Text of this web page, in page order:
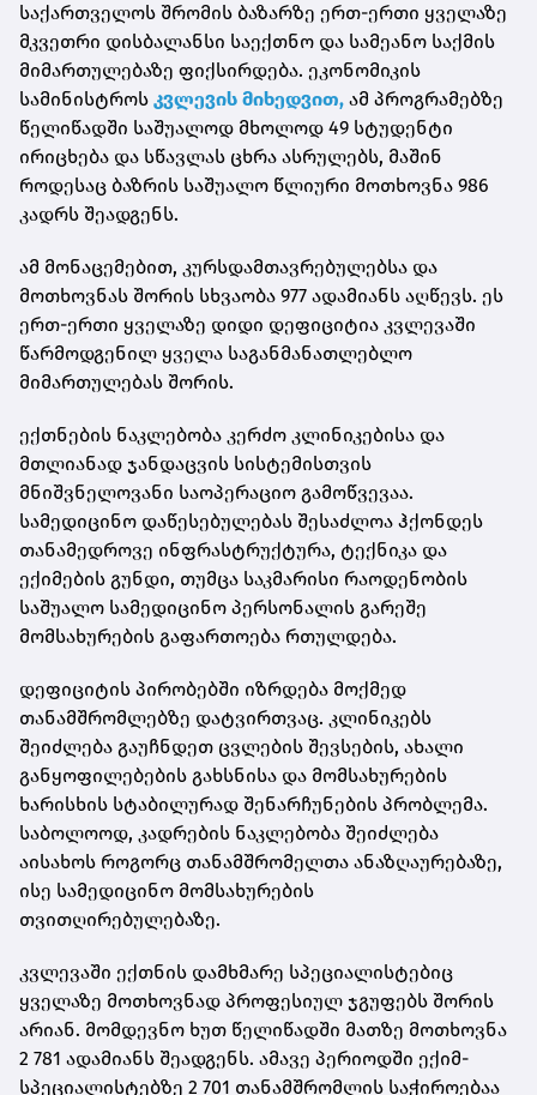
საქართველოს შრომის ბაზარზე ერთ-ერთი ყველაზე
მკვეთრი დისბალანსი საექთნო და სამეანო საქმის
მიმართულებაზე ფიქსირდება. ეკონომიკის
სამინისტროს კვლევის მიხედვით, ამ პროგრამებზე
წელიწადში საშუალოდ მხოლოდ 49 სტუდენტი
ირიცხება და სწავლას ცხრა ასრულებს, მაშინ
როდესაც ბაზრის საშუალო წლიური მოთხოვნა 986
კადრს შეადგენს.
ამ მონაცემებით, კურსდამთავრებულებსა და
მოთხოვნას შორის სხვაობა 977 ადამიანს აღწევს. ეს
ერთ-ერთი ყველაზე დიდი დეფიციტია კვლევაში
წარმოდგენილ ყველა საგანმანათლებლო
მიმართულებას შორის.
ექთნების ნაკლებობა კერძო კლინიკებისა და
მთლიანად ჯანდაცვის სისტემისთვის
მნიშვნელოვანი საოპერაციო გამოწვევაა.
სამედიცინო დაწესებულებას შესაძლოა ჰქონდეს
თანამედროვე ინფრასტრუქტურა, ტექნიკა და
ექიმების გუნდი, თუმცა საკმარისი რაოდენობის
საშუალო სამედიცინო პერსონალის გარეშე
მომსახურების გაფართოება რთულდება.
დეფიციტის პირობებში იზრდება მოქმედ
თანამშრომლებზე დატვირთვაც. კლინიკებს
შეიძლება გაუჩნდეთ ცვლების შევსების, ახალი
განყოფილებების გახსნისა და მომსახურების
ხარისხის სტაბილურად შენარჩუნების პრობლემა.
საბოლოოდ, კადრების ნაკლებობა შეიძლება
აისახოს როგორც თანამშრომელთა ანაზღაურებაზე,
ისე სამედიცინო მომსახურების
თვითღირებულებაზე.
კვლევაში ექთნის დამხმარე სპეციალისტებიც
ყველაზე მოთხოვნად პროფესიულ ჯგუფებს შორის
არიან. მომდევნო ხუთ წელიწადში მათზე მოთხოვნა
2 781 ადამიანს შეადგენს. ამავე პერიოდში ექიმ-
სპეციალისტებზე 2 701 თანამშრომლის საჭიროებაა